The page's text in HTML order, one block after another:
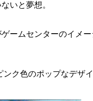
いと夢想。
ームセンターのイメ
ンク色のポップなデザ